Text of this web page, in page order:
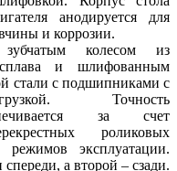
анодируется для
и коррозии.
колесом из
сплава и шлифованным
стали с подшипниками с
Точность
за счет
роликовых
эксплуатации.
а второй – сзади.